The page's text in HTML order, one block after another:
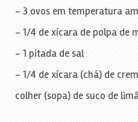
– 3 ovos em temperatura
– 1/4 de xícara de polpa de
– 1 pitada de sal
– 1/4 de xícara (chá) de
colher (sopa) de suco de